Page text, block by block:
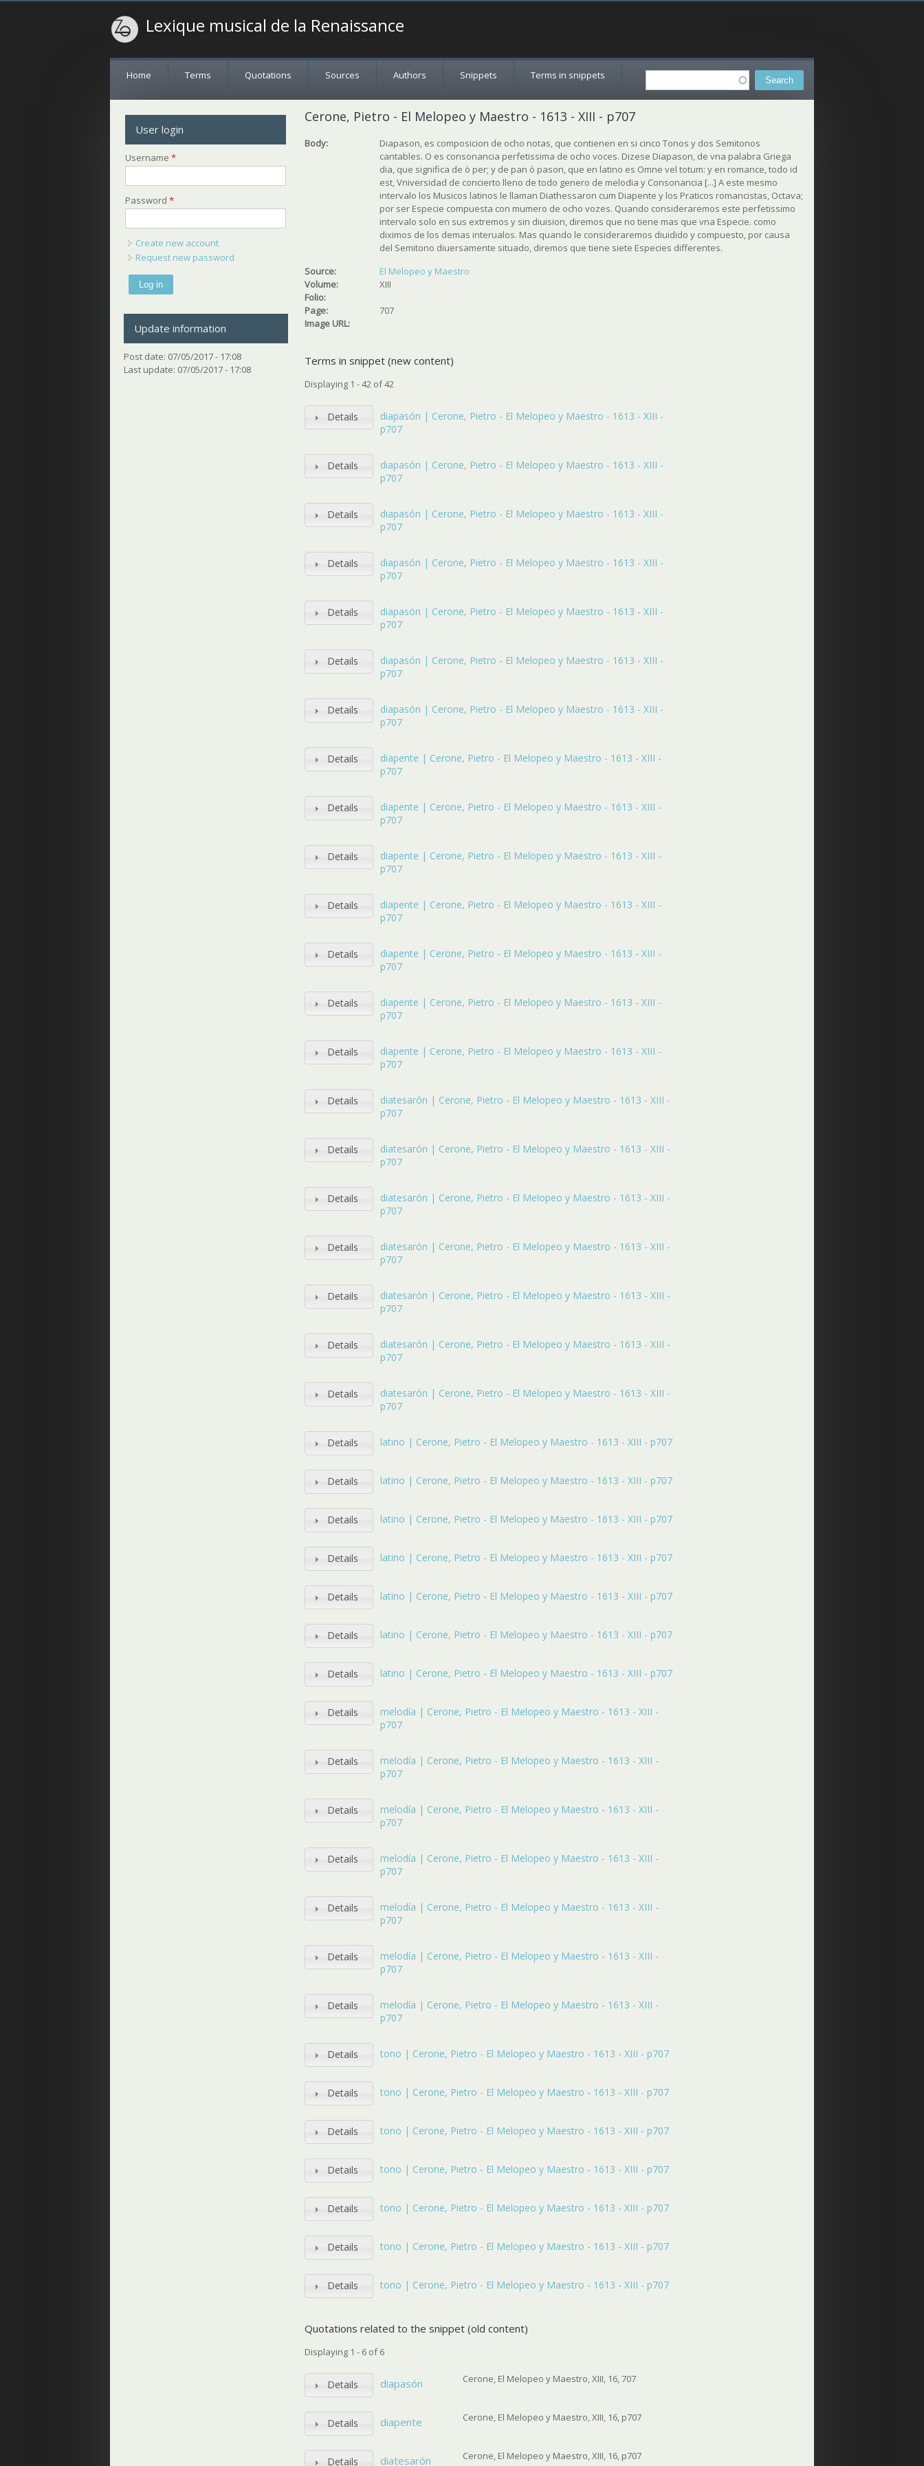
Lexique musical de la Renaissance
Search
Home Terms Quotations Sources Authors Snippets Terms in snippets
Cerone, Pietro - El Melopeo y Maestro - 1613 - XIII - p707
Body:
Diapason, es composicion de ocho notas, que contienen en si cinco Tonos y dos Semitonos
cantables. O es consonancia perfetissima de ocho voces. Dizese Diapason, de vna palabra Griega
dia, que significa de ò per; y de pan ò pason, que en latino es Omne vel totum: y en romance, todo id
est, Vniversidad de concierto lleno de todo genero de melodia y Consonancia [...] A este mesmo
intervalo los Musicos latinos le llaman Diathessaron cum Diapente y los Praticos romancistas, Octava;
por ser Especie compuesta con mumero de ocho vozes. Quando consideraremos este perfetissimo
intervalo solo en sus extremos y sin diuision, diremos que no tiene mas que vna Especie. como
diximos de los demas interualos. Mas quando le consideraremos diuidido y compuesto, por causa
del Semitono diuersamente situado, diremos que tiene siete Especies differentes.
Source:
El Melopeo y Maestro
Volume:
XIII
Folio:
Page:
707
Image URL:
Terms in snippet (new content)
Displaying 1 - 42 of 42
Details
diapasón | Cerone, Pietro - El Melopeo y Maestro - 1613 - XIII -
p707
Details
diapasón | Cerone, Pietro - El Melopeo y Maestro - 1613 - XIII -
p707
Details
diapasón | Cerone, Pietro - El Melopeo y Maestro - 1613 - XIII -
p707
Details
diapasón | Cerone, Pietro - El Melopeo y Maestro - 1613 - XIII -
p707
Details
diapasón | Cerone, Pietro - El Melopeo y Maestro - 1613 - XIII -
p707
Details
diapasón | Cerone, Pietro - El Melopeo y Maestro - 1613 - XIII -
p707
Details
diapasón | Cerone, Pietro - El Melopeo y Maestro - 1613 - XIII -
p707
Details
diapente | Cerone, Pietro - El Melopeo y Maestro - 1613 - XIII -
p707
Details
diapente | Cerone, Pietro - El Melopeo y Maestro - 1613 - XIII -
p707
Details
diapente | Cerone, Pietro - El Melopeo y Maestro - 1613 - XIII -
p707
Details
diapente | Cerone, Pietro - El Melopeo y Maestro - 1613 - XIII -
p707
Details
diapente | Cerone, Pietro - El Melopeo y Maestro - 1613 - XIII -
p707
Details
diapente | Cerone, Pietro - El Melopeo y Maestro - 1613 - XIII -
p707
Details
diapente | Cerone, Pietro - El Melopeo y Maestro - 1613 - XIII -
p707
Details
diatesarón | Cerone, Pietro - El Melopeo y Maestro - 1613 - XIII -
p707
Details
diatesarón | Cerone, Pietro - El Melopeo y Maestro - 1613 - XIII -
p707
Details
diatesarón | Cerone, Pietro - El Melopeo y Maestro - 1613 - XIII -
p707
Details
diatesarón | Cerone, Pietro - El Melopeo y Maestro - 1613 - XIII -
p707
Details
diatesarón | Cerone, Pietro - El Melopeo y Maestro - 1613 - XIII -
p707
Details
diatesarón | Cerone, Pietro - El Melopeo y Maestro - 1613 - XIII -
p707
Details
diatesarón | Cerone, Pietro - El Melopeo y Maestro - 1613 - XIII -
p707
Details latino | Cerone, Pietro - El Melopeo y Maestro - 1613 - XIII - p707
Details latino | Cerone, Pietro - El Melopeo y Maestro - 1613 - XIII - p707
Details latino | Cerone, Pietro - El Melopeo y Maestro - 1613 - XIII - p707
Details latino | Cerone, Pietro - El Melopeo y Maestro - 1613 - XIII - p707
Details latino | Cerone, Pietro - El Melopeo y Maestro - 1613 - XIII - p707
Details latino | Cerone, Pietro - El Melopeo y Maestro - 1613 - XIII - p707
Details latino | Cerone, Pietro - El Melopeo y Maestro - 1613 - XIII - p707
Details
melodía | Cerone, Pietro - El Melopeo y Maestro - 1613 - XIII -
p707
Details
melodía | Cerone, Pietro - El Melopeo y Maestro - 1613 - XIII -
p707
Details
melodía | Cerone, Pietro - El Melopeo y Maestro - 1613 - XIII -
p707
Details
melodía | Cerone, Pietro - El Melopeo y Maestro - 1613 - XIII -
p707
Details
melodía | Cerone, Pietro - El Melopeo y Maestro - 1613 - XIII -
p707
Details
melodía | Cerone, Pietro - El Melopeo y Maestro - 1613 - XIII -
p707
Details
melodía | Cerone, Pietro - El Melopeo y Maestro - 1613 - XIII -
p707
Details tono | Cerone, Pietro - El Melopeo y Maestro - 1613 - XIII - p707
Details tono | Cerone, Pietro - El Melopeo y Maestro - 1613 - XIII - p707
Details tono | Cerone, Pietro - El Melopeo y Maestro - 1613 - XIII - p707
Details tono | Cerone, Pietro - El Melopeo y Maestro - 1613 - XIII - p707
Details tono | Cerone, Pietro - El Melopeo y Maestro - 1613 - XIII - p707
Details tono | Cerone, Pietro - El Melopeo y Maestro - 1613 - XIII - p707
Details tono | Cerone, Pietro - El Melopeo y Maestro - 1613 - XIII - p707
Quotations related to the snippet (old content)
Displaying 1 - 6 of 6
Details diapasón Cerone, El Melopeo y Maestro, XIII, 16, 707
Details diapente Cerone, El Melopeo y Maestro, XIII, 16, p707
Details diatesarón Cerone, El Melopeo y Maestro, XIII, 16, p707
User login
Username*
Password*
Create new account
Request new password
Update information
Post date: 07/05/2017 - 17:08
Last update: 07/05/2017 - 17:08